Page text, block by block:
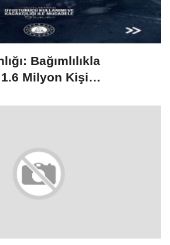
Bağımlılıkla
Milyon Kişi